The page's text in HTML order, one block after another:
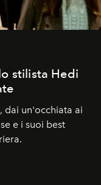
stilista Hedi
dai un'occhiata ai
e i suoi best